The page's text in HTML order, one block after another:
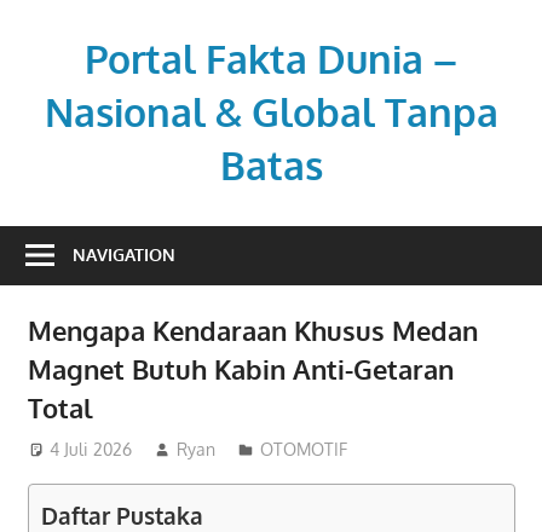
Portal Fakta Dunia –
Nasional & Global Tanpa
Batas
berita
sudut
pandang
luas.
NAVIGATION
Mengapa Kendaraan Khusus Medan
Magnet Butuh Kabin Anti-Getaran
Total
4 Juli 2026 Ryan OTOMOTIF
Daftar Pustaka